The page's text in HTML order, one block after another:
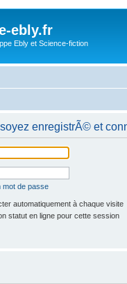
ebly.fr
Ebly et Science-fiction
soyez enregistrÃ© et
mot de passe
automatiquement à chaque visite
statut en ligne pour cette session